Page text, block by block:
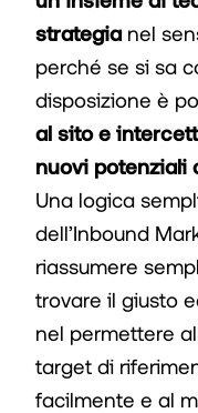
strategia nel
perché se si sa
disposizione è
al sito e
nuovi potenziali
Una logica
dell’Inbound
riassumere
trovare il giusto
nel permettere
target di
facilmente e al